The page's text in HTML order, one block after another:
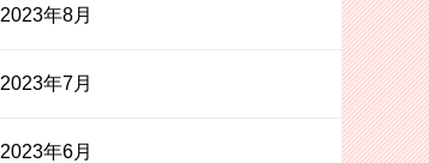
2023年8月
2023年7月
2023年6月